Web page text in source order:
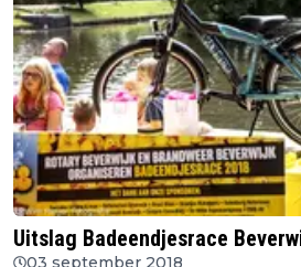
Uitslag Badeendjesrace
03 september 2018